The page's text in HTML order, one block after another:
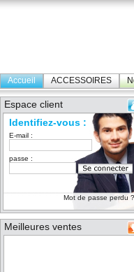
Accueil ACCESSOIRES
Espace client
Identifiez-vous :
E-mail :
passe :
Mot de passe perdu ?
Meilleures ventes